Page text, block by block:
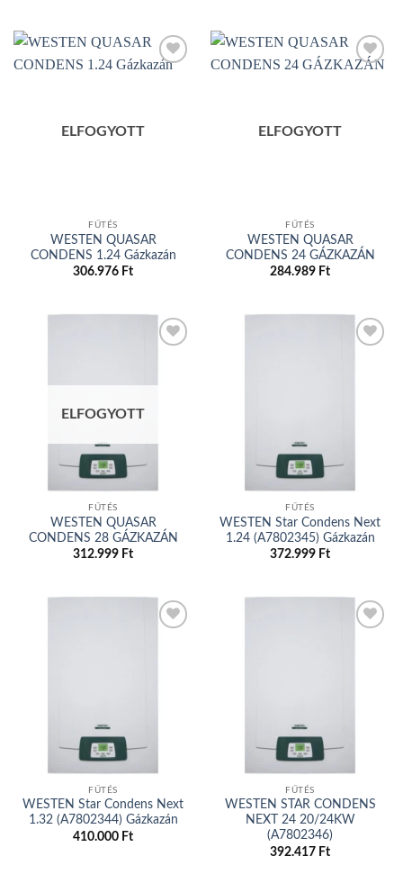
ELFOGYOTT
FŰTÉS
WESTEN QUASAR
CONDENS 1.24 Gázkazán
306.976 Ft
ELFOGYOTT
FŰTÉS
WESTEN QUASAR
CONDENS 24 GÁZKAZÁN
284.989 Ft
ELFOGYOTT
FŰTÉS
WESTEN QUASAR
CONDENS 28 GÁZKAZÁN
312.999 Ft
FŰTÉS
WESTEN Star Condens Next
1.24 (A7802345) Gázkazán
372.999 Ft
FŰTÉS
WESTEN Star Condens Next
1.32 (A7802344) Gázkazán
410.000 Ft
FŰTÉS
WESTEN STAR CONDENS
NEXT 24 20/24KW
(A7802346)
392.417 Ft